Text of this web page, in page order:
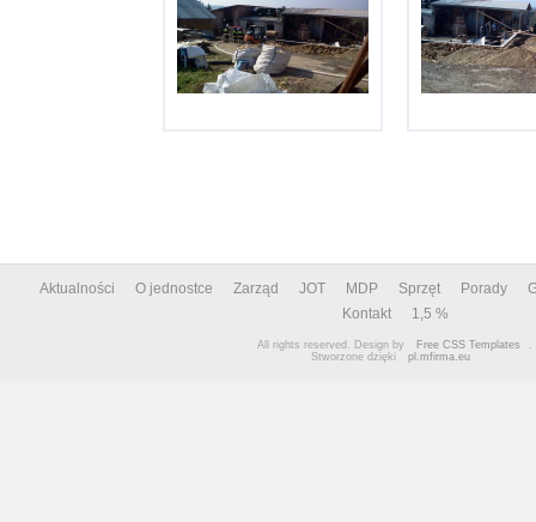
Aktualności O jednostce Zarząd JOT MDP Sprzęt Porady
Kontakt
1,5 %
All rights reserved. Design by Free CSS Templates
.
Stworzone dzięki
pl.mfirma.eu